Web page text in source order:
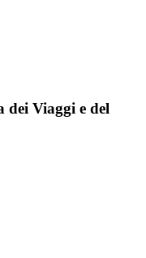
dei Viaggi e del